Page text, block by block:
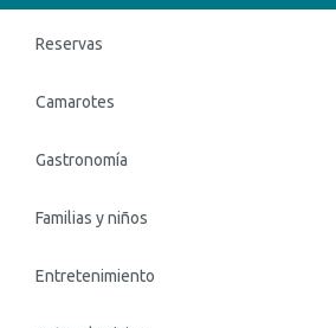
Reservas
Camarotes
Gastronomía
Familias y niños
Entretenimiento